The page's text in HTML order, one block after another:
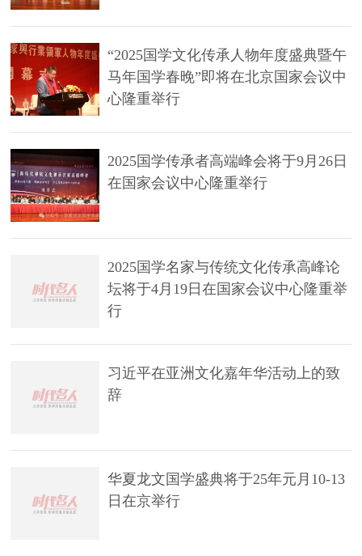
“2025国学文化传承人物年度盛典暨午
马年国学春晚”即将在北京国家会议中
心隆重举行
2025国学传承者高端峰会将于9月26日
在国家会议中心隆重举行
2025国学名家与传统文化传承高峰论
坛将于4月19日在国家会议中心隆重举
行
习近平在亚洲文化嘉年华活动上的致
辞
华夏龙文国学盛典将于25年元月10-13
日在京举行